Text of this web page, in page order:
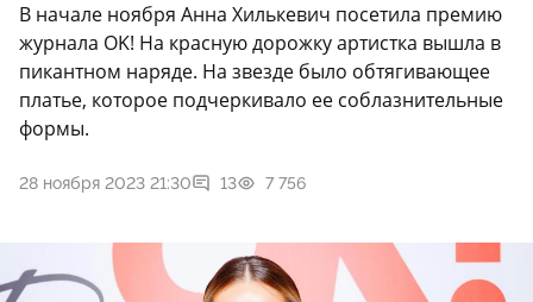
В начале ноября Анна Хилькевич посетила премию
журнала OK! На красную дорожку артистка вышла в
пикантном наряде. На звезде было обтягивающее
платье, которое подчеркивало ее соблазнительные
формы.
28 ноября 2023 21:30 13 7 756